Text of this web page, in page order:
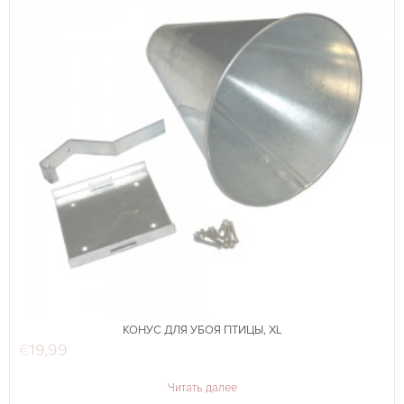
КОНУС ДЛЯ УБОЯ ПТИЦЫ, XL
€19,99
Читать далее